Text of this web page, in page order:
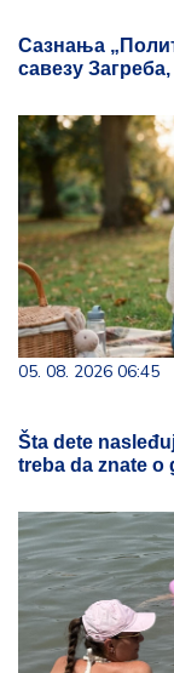
Сазнања
савезу
05. 08. 2026 06:45
Šta dete
treba da znate o